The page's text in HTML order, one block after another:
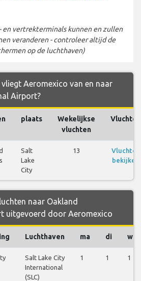
en vertrekterminals kunnen en zullen
veranderen - controleer altijd de
op de luchthaven)
Aeromexico van en naar
Airport?
plaats
Wekelijkse
vluchten
Vluchten
Salt
Lake
City
13
Vluchten
bekijken
naar Oakland
uitgevoerd door Aeromexico
Luchthaven ma di wo
Salt Lake City
International
(SLC)
1 1 1